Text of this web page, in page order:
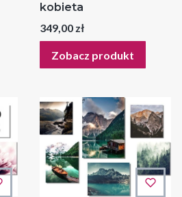
kobieta
Cena
349,00 zł
Zobacz produkt